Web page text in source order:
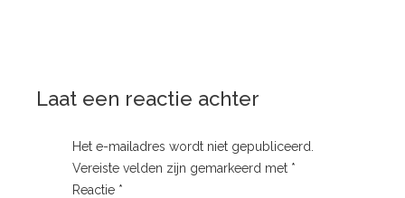
Laat een reactie achter
Het e-mailadres wordt niet gepubliceerd.
Vereiste velden zijn gemarkeerd met *
Reactie *